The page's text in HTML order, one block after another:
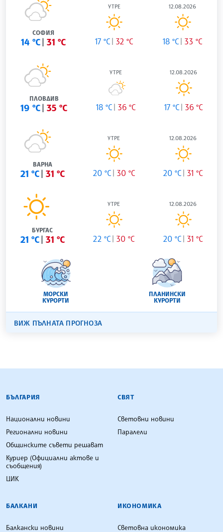
СОФИЯ
14 °C 31 °C
УТРЕ
17 °C 32 °C
12.08.2026
18 °C 33 °C
ПЛОВДИВ
19 °C 35 °C
УТРЕ
18 °C 36 °C
12.08.2026
17 °C 36 °C
ВАРНА
21 °C 31 °C
УТРЕ
20 °C 30 °C
12.08.2026
20 °C 31 °C
БУРГАС
21 °C 31 °C
УТРЕ
22 °C 30 °C
12.08.2026
20 °C 31 °C
МОРСКИ
КУРОРТИ
ПЛАНИНСКИ
КУРОРТИ
ВИЖ ПЪЛНАТА ПРОГНОЗА
БЪЛГАРСКА ТЕЛЕГРАФНА АГЕНЦИЯ
БЪЛГАРИЯ
Национални новини
Регионални новини
Общинските съвети решават
Куриер (Официални актове и
съобщения)
ЦИК
СВЯТ
Световни новини
Паралели
БАЛКАНИ
Балкански новини
ИКОНОМИКА
Световна икономика